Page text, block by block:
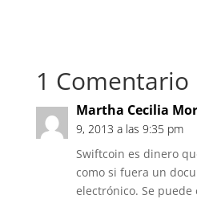
1 Comentario
Martha Cecilia
9, 2013 a las 9:35 pm
Swiftcoin es dinero
como si fuera un
electrónico. Se